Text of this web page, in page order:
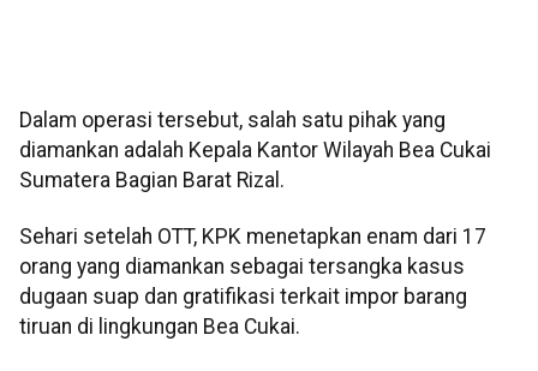
Dalam operasi tersebut, salah satu pihak yang
diamankan adalah Kepala Kantor Wilayah Bea Cukai
Sumatera Bagian Barat Rizal.
Sehari setelah OTT, KPK menetapkan enam dari 17
orang yang diamankan sebagai tersangka kasus
dugaan suap dan gratifikasi terkait impor barang
tiruan di lingkungan Bea Cukai.